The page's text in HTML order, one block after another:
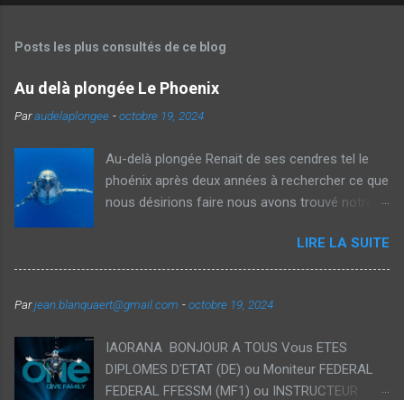
Posts les plus consultés de ce blog
Au delà plongée Le Phoenix
Paraudelaplongee -octobre 19, 2024
Au-delà plongée Renait de ses cendres tel le
phoénix après deux années à rechercher ce que
nous désirions faire nous avons trouvé notre
aujourd'hui des voyages thématiques sur la
plongée ainsi que des Formations
Notre souhait est de démocratiser la plongée
loisirs accessible pour tous et vous permettant
d'étendre vos plongées tant en durée qu'en
LIRE LA SUITE
Parjean.blanquaert@gmail.com -octobre 19, 2024
IAORANA BONJOUR A TOUS Vous ETES
DIPLOMES D'ETAT (DE) ou Moniteur FEDERAL
FEDERAL FFESSM (MF1) ou INSTRUCTEUR